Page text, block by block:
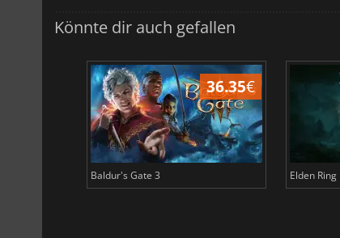
Könnte dir auch gefallen
36.35€
Baldur's Gate 3 Elden Ring